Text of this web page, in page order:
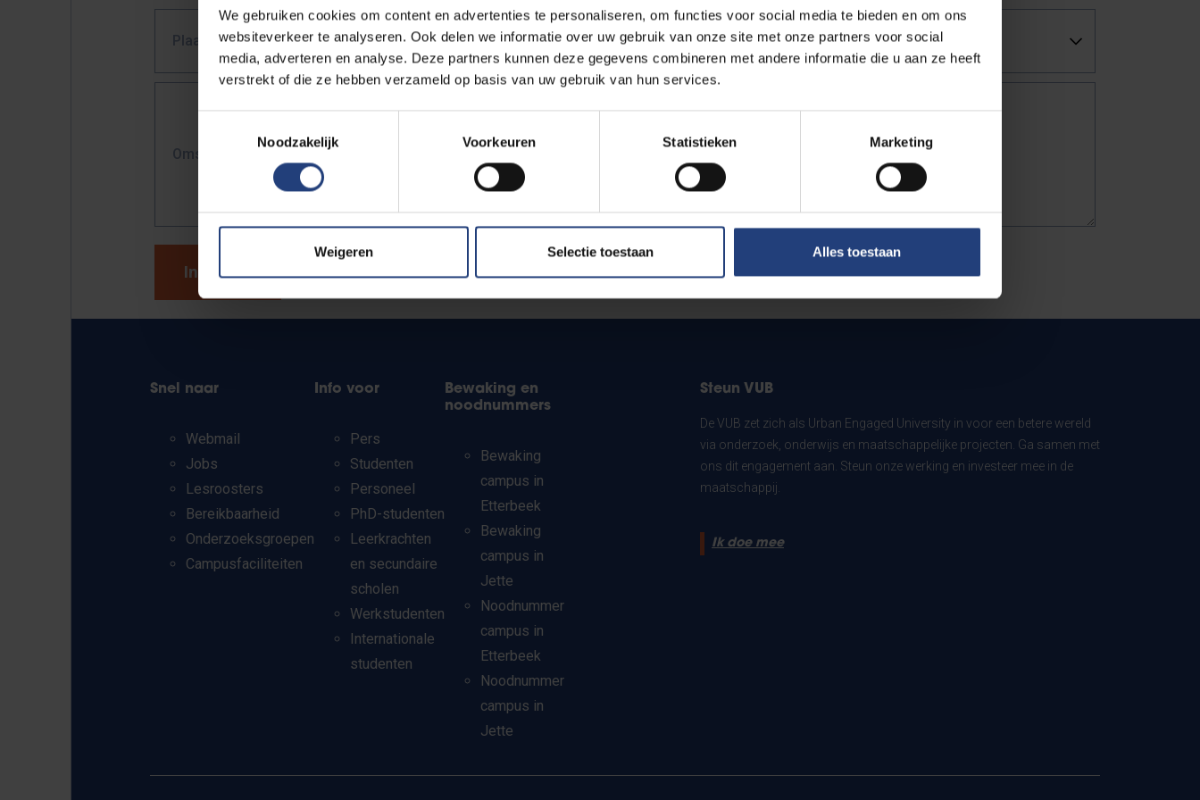
We gebruiken cookies om content en advertenties te personaliseren, om functies voor social media te bieden en om ons
websiteverkeer te analyseren. Ook delen we informatie over uw gebruik van onze site met onze partners voor social
media, adverteren en analyse. Deze partners kunnen deze gegevens combineren met andere informatie die u aan ze heeft
verstrekt of die ze hebben verzameld op basis van uw gebruik van hun services.
Noodzakelijk
Voorkeuren Statistieken Marketing
Weigeren Selectie toestaan Alles toestaan
Plaats defect
Omschrijf kort en bondig het defect
Snel naar
Webmail
Jobs
Lesroosters
Bereikbaarheid
Onderzoeksgroepen
Campusfaciliteiten
Info voor
Pers
Studenten
Personeel
PhD-studenten
Leerkrachten
en secundaire
scholen
Werkstudenten
Internationale
studenten
Bewaking en
noodnummers
Bewaking
campus in
Etterbeek
Bewaking
campus in
Jette
Noodnummer
campus in
Etterbeek
Noodnummer
campus in
Jette
Steun VUB
De VUB zet zich als Urban Engaged University in voor een betere wereld
via onderzoek, onderwijs en maatschappelijke projecten. Ga samen met
ons dit engagement aan. Steun onze werking en investeer mee in de
maatschappij.
Ik doe mee